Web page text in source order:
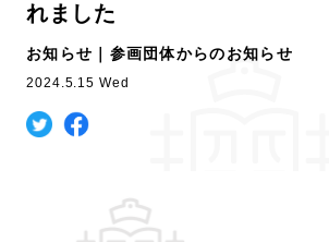
れました
お知らせ｜参画団体からのお知らせ
2024.5.15 Wed